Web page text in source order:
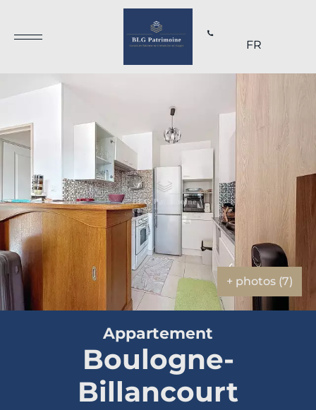
+33 1 70 69 66 19
FR
+ photos (7)
Appartement
Boulogne-
Billancourt